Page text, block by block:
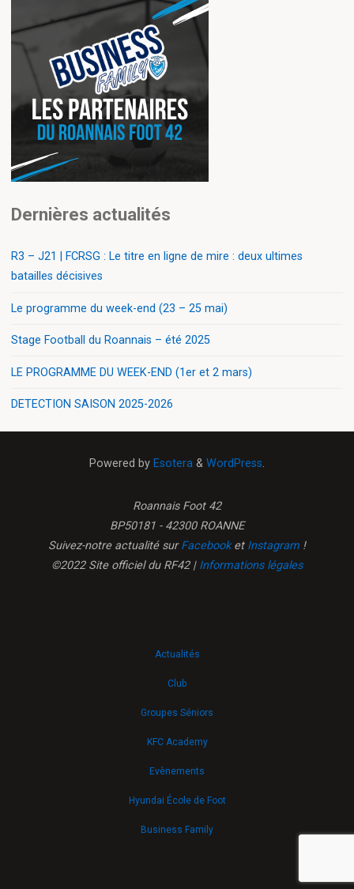
Dernières actualités
R3 – J21 | FCRSG : Le titre en ligne de mire : deux ultimes
batailles décisives
Le programme du week-end (23 – 25 mai)
Stage Football du Roannais – été 2025
LE PROGRAMME DU WEEK-END (1er et 2 mars)
DETECTION SAISON 2025-2026
Powered by Esotera & WordPress.
Roannais Foot 42
BP50181 - 42300 ROANNE
Suivez-notre actualité surFacebooket Instagram !
©2022 Site officiel du RF42 | Informations légales
Actualités
Club
Groupes Séniors
KFC Academy
Evènements
Hyundai École de Foot
Business Family